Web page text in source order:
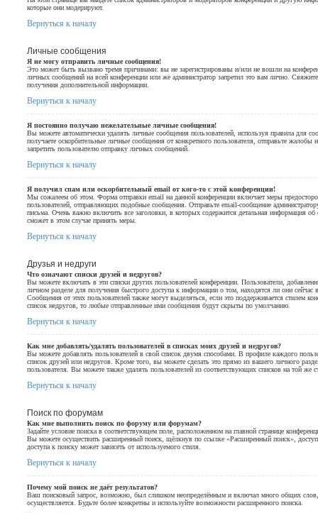
которые они модерируют.
Вернуться к началу
Личные сообщения
Я не могу отправить личные сообщения!
Это может быть вызвано тремя причинами: вы не зарегистрированы и/или не вошли на
личных сообщений на всей конференции или же администратор запретил это вам лично.
получения дополнительной информации.
Вернуться к началу
Я постоянно получаю нежелательные личные сообщения!
Вы можете автоматически удалять личные сообщения пользователей, используя правила для
получаете оскорбительные личные сообщения от конкретного пользователя, отправьте
запретить пользователю отправку личных сообщений.
Вернуться к началу
Я получил спам или оскорбительный email от кого-то с этой конференции!
Мы сожалеем об этом. Форма отправки email на данной конференции включает меры
пользователей, отправляющих подобные сообщения. Отправьте email-сообщение
письма. Очень важно включить все заголовки, в которых содержится детальная информация об
сможет в этом случае принять меры.
Вернуться к началу
Друзья и недруги
Что означают списки друзей и недругов?
Вы можете включать в эти списки других пользователей конференции. Пользователи,
личном разделе для получения быстрого доступа к информации о том, находятся ли они
Сообщения от этих пользователей также могут выделяться, если это поддерживается стилем
список недругов, то любые отправленные ими сообщения будут скрыты по умолчанию.
Вернуться к началу
Как мне добавлять/удалять пользователей в списках моих друзей и недругов?
Вы можете добавлять пользователей в свой список двумя способами. В профиле каждого
список друзей или недругов. Кроме того, вы можете сделать это прямо из вашего личного
пользователя. Вы можете также удалять пользователей из соответствующих списков на той же
Вернуться к началу
Поиск по форумам
Как мне выполнить поиск по форуму или форумам?
Задайте условие поиска в соответствующем поле, расположенном на главной странице
Вы можете осуществить расширенный поиск, щёлкнув по ссылке «Расширенный поиск»,
доступа к поиску может зависеть от используемого стиля.
Вернуться к началу
Почему мой поиск не даёт результатов?
Ваш поисковый запрос, возможно, был слишком неопределённым и включал много общих
осуществляется. Будьте более конкретны и используйте возможности расширенного поиска.